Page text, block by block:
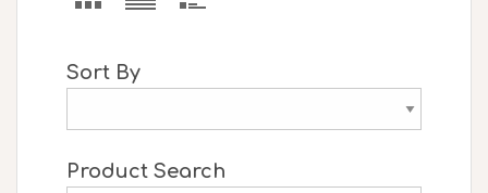
Sort By
Product Search